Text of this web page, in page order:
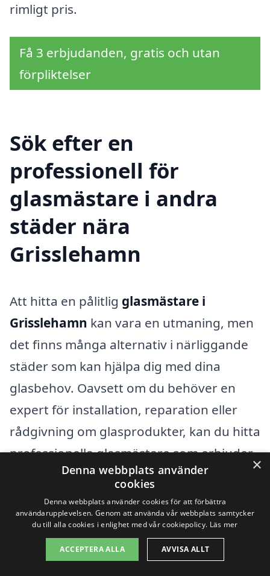
rimligt pris.
Få 3 erbjudanden, gratis och utan
förpliktelser
Sök efter en
professionell för
glasmästare i andra
städer nära
Grisslehamn
Att hitta en pålitlig glasmästare i
Grisslehamn kan vara en utmaning, men
det finns många alternativ i närliggande
städer som kan hjälpa dig med dina
glasbehov. Oavsett om du behöver en
expert för installation, reparation eller
rådgivning om glasprodukter, kan du hitta
professionella glasmästare som erbjuder
högkvalitativa tjänster. Här är några av de
närliggande städerna där du kan söka
efter glasmästare:
Norrtälje
×
Denna webbplats använder
cookies
Denna webbplats använder cookies för att förbättra
användarupplevelsen. Genom att använda vår webbplats samtycker
du till alla cookies i enlighet med vår cookiepolicy. Läs mer
ACCEPTERA ALLA AVVISA ALLT